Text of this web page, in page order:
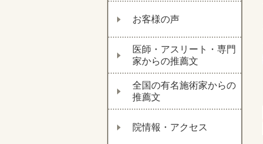
お客様の声
医師・アスリート・専門
家からの推薦文
全国の有名施術家からの
推薦文
院情報・アクセス